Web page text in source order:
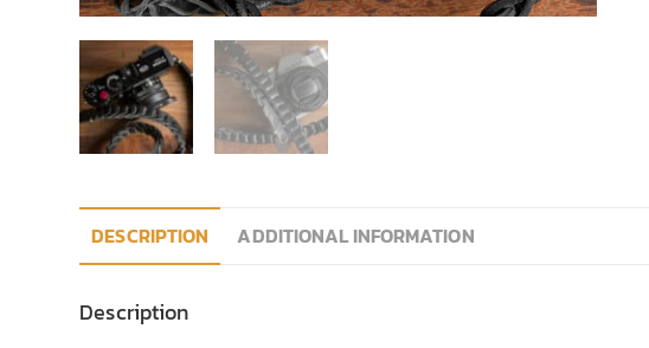
DESCRIPTION ADDITIONAL INFORMATION
Description